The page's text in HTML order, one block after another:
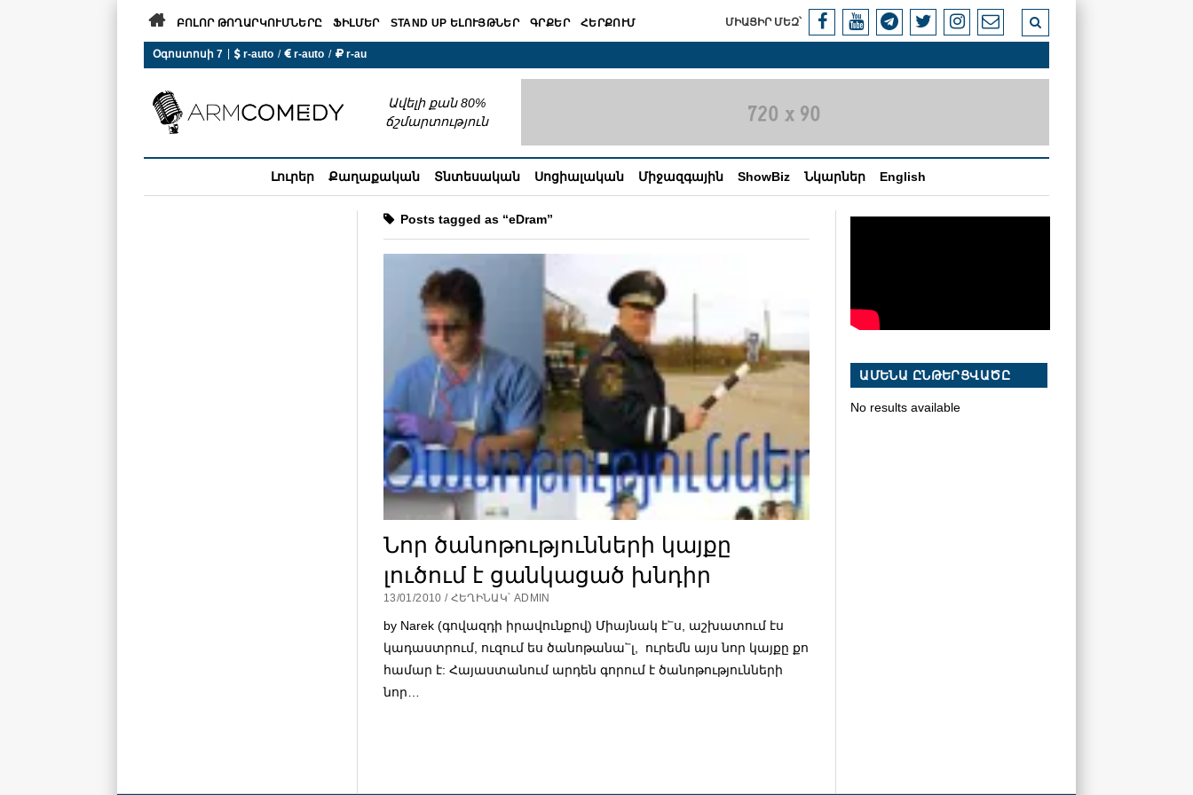
 ԲՈԼՈՐ ԹՈՂԱՐԿՈՒՄՆԵՐԸ ՖԻԼՄԵՐ STAND UP ԵԼՈՒՅԹՆԵՐ ԳՐՔԵՐ ՀԵՐՔՈՒՄ ՄԻԱՑԻՐ ՄԵԶ՝
Օգոստոսի 7 |  r-auto /  r-auto /  r-au
Ավելի քան 80%
ճշմարտություն
Լուրեր Քաղաքական Տնտեսական Սոցիալական Միջազգային ShowBiz Նկարներ English
Posts tagged as “eDram”
Նոր ծանոթությունների կայքը
լուծում է ցանկացած խնդիր
13/01/2010 / ՀԵՂԻՆԱԿ՝ ADMIN
by Narek (գովազդի իրավունքով) Միայնակ է՟ս, աշխատում էս
կադաստրում, ուզում ես ծանոթանա՟լ, ուրեմն այս նոր կայքը քո
համար է: Հայաստանում արդեն գորում է ծանոթությունների
նոր…
ԱՄԵՆԱ ԸՆԹԵՐՑՎԱԾԸ
No results available